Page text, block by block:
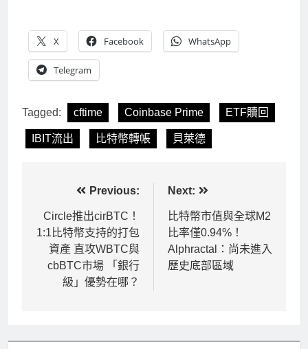
X Facebook WhatsApp
Telegram
Tagged: cftime Coinbase Prime ETF贖回
IBIT流出 比特幣轉帳 貝萊德
章
導
覽
Previous:
Circle推出cirBTC！
1:1比特幣支持的打包
資產 直攻WBTC與
cbBTC市場 「銀行
級」優勢在哪？
Next:
比特幣市值與全球M2
比率僅0.94%！
Alphractal：尚未進入
歷史底部區域